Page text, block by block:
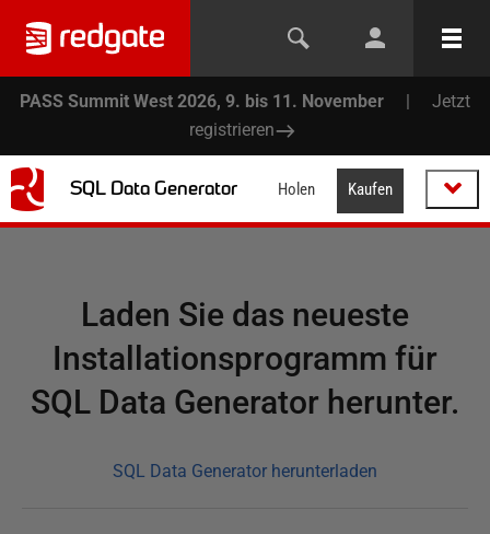
PASS Summit West 2026, 9. bis 11. November |
Jetzt
registrieren
SQL Data Generator Holen Kaufen
Laden Sie das neueste
Installationsprogramm für
SQL Data Generator herunter.
SQL Data Generator herunterladen